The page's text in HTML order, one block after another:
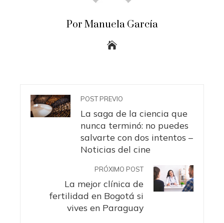
Por Manuela García
POST PREVIO
La saga de la ciencia que
nunca terminó: no puedes
salvarte con dos intentos –
Noticias del cine
PRÓXIMO POST
La mejor clínica de
fertilidad en Bogotá si
vives en Paraguay